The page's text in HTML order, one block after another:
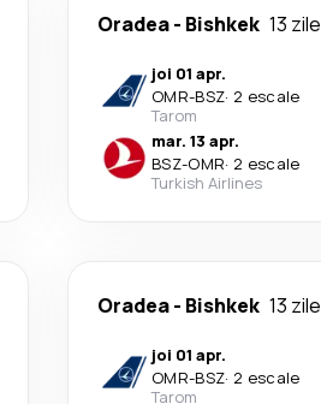
Oradea- Bishkek 13 zile
joi 01 apr.
OMR-BSZ· 2 escale
Tarom
mar. 13 apr.
BSZ-OMR· 2 escale
Turkish Airlines
Oradea- Bishkek 13 zile
joi 01 apr.
OMR-BSZ· 2 escale
Tarom